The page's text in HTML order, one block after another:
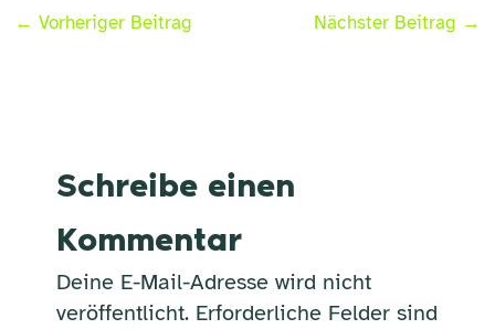
← Vorheriger Beitrag Nächster Beitrag →
Schreibe einen
Kommentar
Deine E-Mail-Adresse wird nicht
veröffentlicht. Erforderliche Felder sind